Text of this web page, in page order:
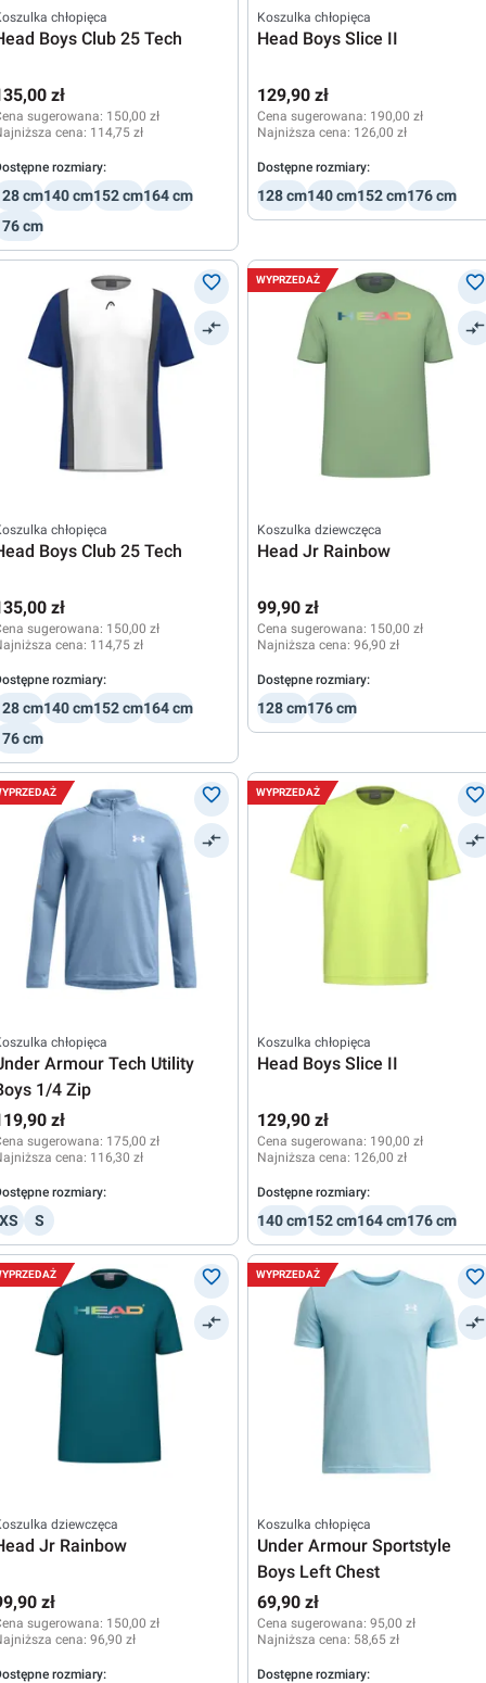
chłopięca
Boys Club 25 Tech
zł
sugerowana: 150,00 zł
cena: 114,75 zł
rozmiary:
cm140 cm152 cm164 cm
cm
Koszulka chłopięca
Head Boys Slice II
129,90 zł
Cena sugerowana: 190,00 zł
Najniższa cena: 126,00 zł
Dostępne rozmiary:
128 cm140 cm152 cm176 cm
chłopięca
Boys Club 25 Tech
zł
sugerowana: 150,00 zł
cena: 114,75 zł
rozmiary:
cm140 cm152 cm164 cm
cm
WYPRZEDAŻ
Koszulka dziewczęca
Head Jr Rainbow
99,90 zł
Cena sugerowana: 150,00 zł
Najniższa cena: 96,90 zł
Dostępne rozmiary:
128 cm176 cm
chłopięca
Armour Tech Utility
1/4 Zip
zł
sugerowana: 175,00 zł
cena: 116,30 zł
rozmiary:
XS S
WYPRZEDAŻ
Koszulka chłopięca
Head Boys Slice II
129,90 zł
Cena sugerowana: 190,00 zł
Najniższa cena: 126,00 zł
Dostępne rozmiary:
140 cm152 cm164 cm176 cm
dziewczęca
Jr Rainbow
zł
sugerowana: 150,00 zł
cena: 96,90 zł
rozmiary:
WYPRZEDAŻ
Koszulka chłopięca
Under Armour Sportstyle
Boys Left Chest
69,90 zł
Cena sugerowana: 95,00 zł
Najniższa cena: 58,65 zł
Dostępne rozmiary: